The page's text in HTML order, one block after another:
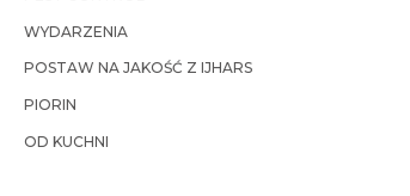
WYDARZENIA
POSTAW NA JAKOŚĆ Z IJHARS
PIORIN
OD KUCHNI